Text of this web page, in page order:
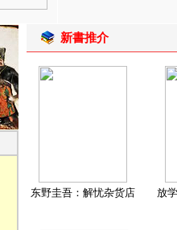
新書推介
东野圭吾：解忧杂货店 放